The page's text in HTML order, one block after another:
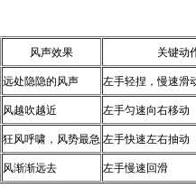
风声效果 关键动
远处隐隐的风声 左手轻捏，慢速滑
风越吹越近 左手匀速向右移动
狂风呼啸，风势最急 左手快速左右抽动
风渐渐远去 左手慢速回滑